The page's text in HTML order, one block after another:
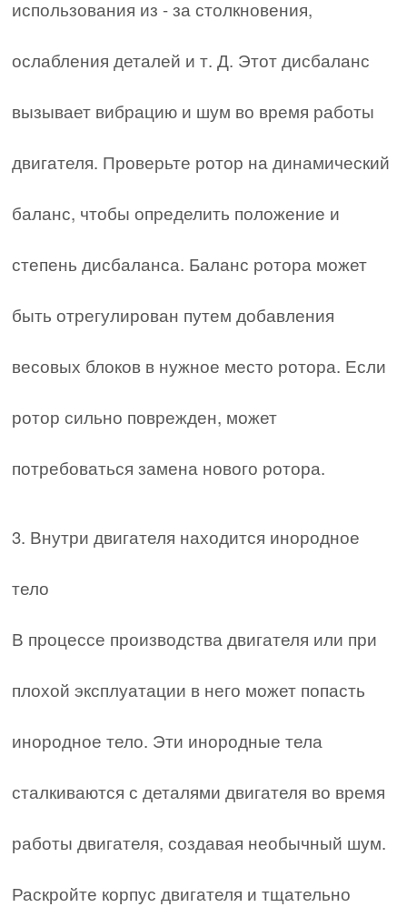
использования из - за столкновения,
ослабления деталей и т. Д. Этот дисбаланс
вызывает вибрацию и шум во время работы
двигателя. Проверьте ротор на динамический
баланс, чтобы определить положение и
степень дисбаланса. Баланс ротора может
быть отрегулирован путем добавления
весовых блоков в нужное место ротора. Если
ротор сильно поврежден, может
потребоваться замена нового ротора.
3. Внутри двигателя находится инородное
тело
В процессе производства двигателя или при
плохой эксплуатации в него может попасть
инородное тело. Эти инородные тела
сталкиваются с деталями двигателя во время
работы двигателя, создавая необычный шум.
Раскройте корпус двигателя и тщательно